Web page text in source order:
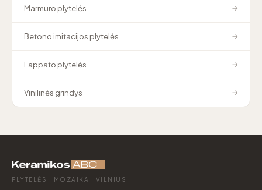
Marmuro plytelės →
Betono imitacijos plytelės →
Lappato plytelės →
Vinilinės grindys →
PLYTELĖS · MOZAIKA · VILNIUS